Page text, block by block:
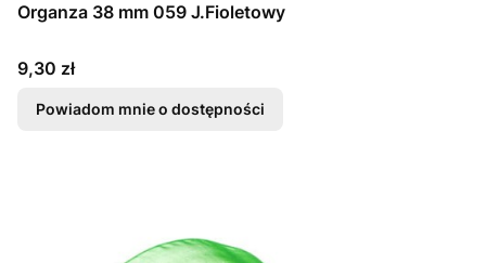
Organza 38 mm 059 J.Fioletowy
Cena
9,30 zł
Powiadom mnie o dostępności